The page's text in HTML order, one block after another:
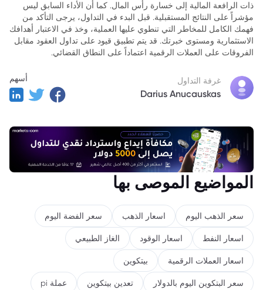
5. الجمعة، 24 يناير: مؤشر أسعار المستهلك الياباني وقرار سعر
الفائدة من بنك اليابان
ذات الرافعة المالية إلى خسارة رأس المال. كما أن الأداء السابق ليس
مؤشراً على النتائج المستقبلية. قبل البدء في التداول، يرجى التأكد من
فهمك الكامل للمخاطر التي تنطوي عليها العملية، وخذ في الاعتبار أهدافك
الاستثمارية ومستوى خبرتك. قد يتم تطبيق قيود على تداول العقود مقابل
الفروقات على العملات الرقمية اعتماداً على النطاق القضائي.
غرفة التداول
Darius Anucauskas
أسهم
المواضيع الموصى بها
سعر الذهب اليوم اسعار الذهب سعر الفضة اليوم
اسعار النفط اسعار الوقود الغاز الطبيعي
اسعار العملات الرقمية بيتكوين
سعر البتكوين اليوم بالدولار تعدين بيتكوين عملة pi